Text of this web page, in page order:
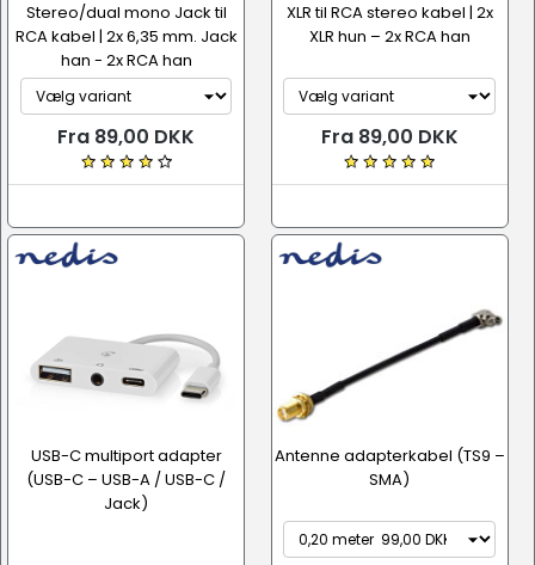
Stereo/dual mono Jack til
RCA kabel | 2x 6,35 mm. Jack
han - 2x RCA han
Fra 89,00 DKK
XLR til RCA stereo kabel | 2x
XLR hun – 2x RCA han
Fra 89,00 DKK
USB-C multiport adapter
(USB-C – USB-A / USB-C /
Jack)
Antenne adapterkabel (TS9 –
SMA)